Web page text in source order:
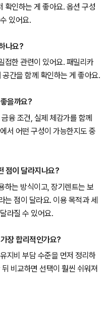
확인하는 게 좋아요. 옵션 구성
있어요.
나요?
접한 관련이 있어요. 패밀리카
간을 함께 확인하는 게 좋아요.
을까요?
융 조건, 실제 체감가를 함께
서 어떤 구성이 가능한지도 중
점이 달라지나요?
하는 방식이고, 장기렌트는 보
는 점이 달라요. 이용 목적과 세
라질 수 있어요.
장 합리적인가요?
지비 부담 수준을 먼저 정리하
비교하면 선택이 훨씬 쉬워져